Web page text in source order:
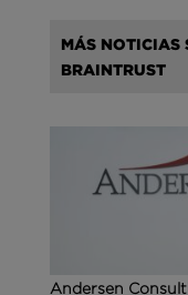
MÁS NOTICIAS
BRAINTRUST
Andersen